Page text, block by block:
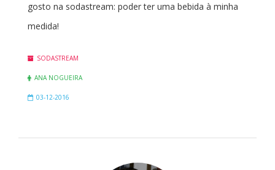
gosto na sodastream: poder ter uma bebida à minha
medida!
SODASTREAM
ANA NOGUEIRA
03-12-2016